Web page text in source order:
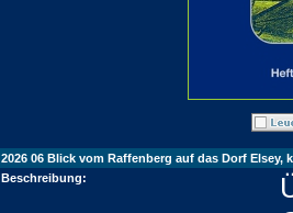
2026 06 Blick vom Raffenberg auf das Dorf
Beschreibung: